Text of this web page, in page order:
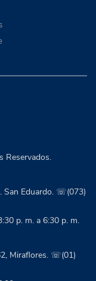
Reservados.
San Eduardo. ☏(073)
p. m. a 6:30 p. m.
Miraflores. ☏(01)